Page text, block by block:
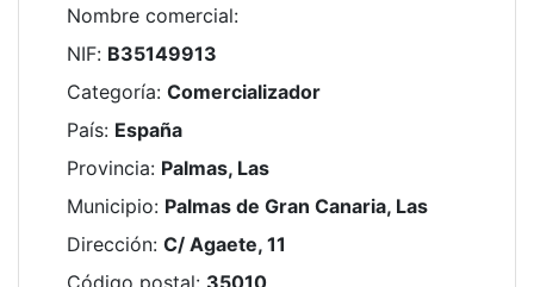
Nombre comercial:
NIF: B35149913
Categoría: Comercializador
País: España
Provincia: Palmas, Las
Municipio: Palmas de Gran Canaria, Las
Dirección: C/ Agaete, 11
Código postal: 35010